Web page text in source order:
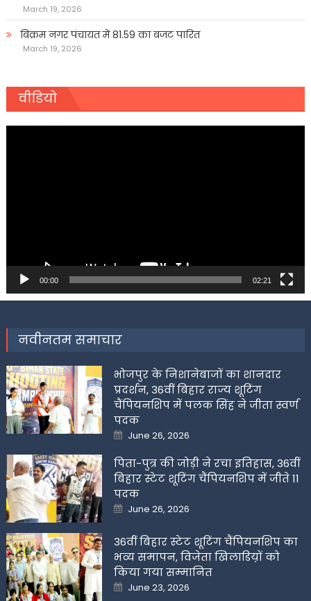
March 19, 2026
बिक्रम नगर पंचायत में 81.59 का बजट पारित
March 19, 2026
वीडियो
00:00 02:21
नवीनतम समाचार
भोजपुर के निशानेबाजों का शानदार
प्रदर्शन, 36वीं बिहार राज्य शूटिंग
चैंपियनशिप में पलक सिंह ने जीता स्वर्ण
पदक
Posted
on
June 26, 2026
पिता-पुत्र की जोड़ी ने रचा इतिहास, 36वीं
बिहार स्टेट शूटिंग चैंपियनशिप में जीते 11
पदक
Posted
on
June 26, 2026
36वीं बिहार स्टेट शूटिंग चैंपियनशिप का
भव्य समापन, विजेता खिलाडिय़ों को
किया गया सम्मानित
Posted
on
June 23, 2026